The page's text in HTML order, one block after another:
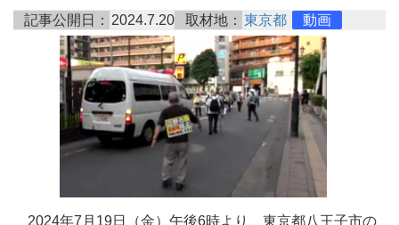
記事公開日： 2024.7.20 取材地： 東京都 動画
2024年7月19日（金）午後6時より、東京都八王子市の